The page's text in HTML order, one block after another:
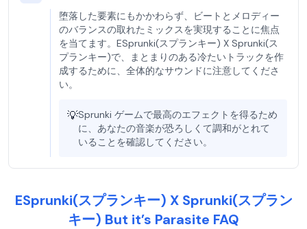
堕落した要素にもかかわらず、ビートとメロディー
のバランスの取れたミックスを実現することに焦点
を当てます。ESprunki(スプランキー) X Sprunki(ス
プランキー)で、まとまりのある冷たいトラックを作
成するために、全体的なサウンドに注意してくださ
い。
💡Sprunki ゲームで最高のエフェクトを得るため
に、あなたの音楽が恐ろしくて調和がとれて
いることを確認してください。
ESprunki(スプランキー) X Sprunki(スプラン
キー) But it’s Parasite FAQ